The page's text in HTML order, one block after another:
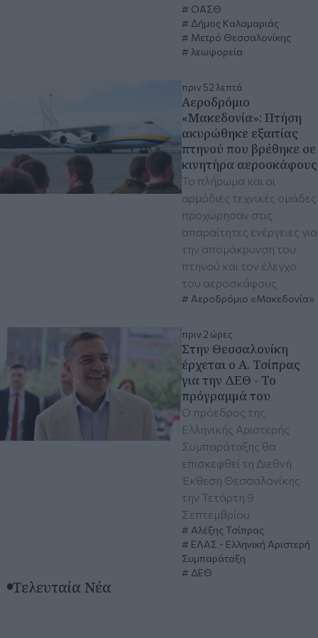
ΟΑΣΘ
Δήμος Καλαμαριάς
Μετρό Θεσσαλονίκης
λεωφορεία
πριν 52 λεπτά
Αεροδρόμιο
«Μακεδονία»: Πτήση
ακυρώθηκε εξαιτίας
πτηνού που βρέθηκε σε
κινητήρα αεροσκάφους
Το πλήρωμα και οι
αρμόδιες τεχνικές ομάδες
προχώρησαν στις
απαραίτητες ενέργειες για
την απομάκρυνση του
πτηνού και τον έλεγχο
του αεροσκάφους
Αεροδρόμιο «Μακεδονία»
πριν 2 ώρες
Στην Θεσσαλονίκη
έρχεται ο Α. Τσίπρας
για την ΔΕΘ - Το
πρόγραμμά του
Ο πρόεδρος της
Ελληνικής Αριστερής
Συμπαράταξης θα
επισκεφθεί τη Διεθνή
Έκθεση Θεσσαλονίκης
την Τετάρτη 9
Σεπτεμβρίου
Αλέξης Τσίπρας
ΕΛΑΣ - Ελληνική Αριστερή
Συμπαράταξη
ΔΕΘ
Τελευταία Νέα